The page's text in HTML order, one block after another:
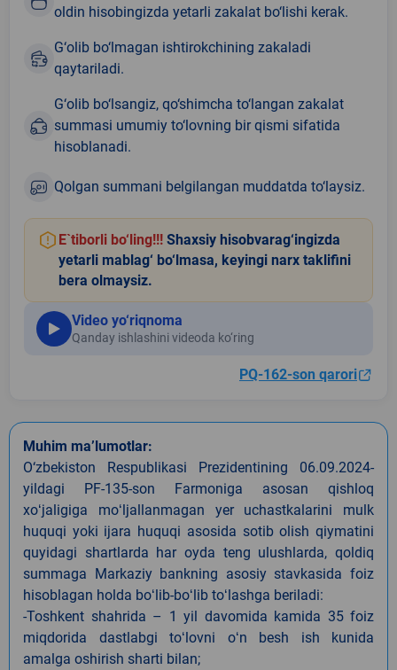
oldin hisobingizda yetarli zakalat bo‘lishi kerak.
G‘olib bo‘lmagan ishtirokchining zakaladi
qaytariladi.
G‘olib bo‘lsangiz, qo‘shimcha to‘langan zakalat
summasi umumiy to‘lovning bir qismi sifatida
hisoblanadi.
Qolgan summani belgilangan muddatda to‘laysiz.
E`tiborli bo‘ling!!! Shaxsiy hisobvarag‘ingizda
yetarli mablag‘ bo‘lmasa, keyingi narx taklifini
bera olmaysiz.
Video yo‘riqnoma
Qanday ishlashini videoda ko‘ring
PQ-162-son qarori
Muhim ma’lumotlar:
O‘zbekiston Respublikasi Prezidentining 06.09.2024-
yildagi PF-135-son Farmoniga asosan qishloq
xoʻjaligiga moʻljallanmagan yer uchastkalarini mulk
huquqi yoki ijara huquqi asosida sotib olish qiymatini
quyidagi shartlarda har oyda teng ulushlarda, qoldiq
summaga Markaziy bankning asosiy stavkasida foiz
hisoblagan holda boʻlib-boʻlib toʻlashga beriladi:
-Toshkent shahrida – 1 yil davomida kamida 35 foiz
miqdorida dastlabgi toʻlovni oʻn besh ish kunida
amalga oshirish sharti bilan;